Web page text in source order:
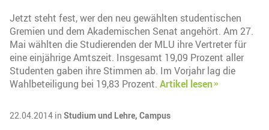
Jetzt steht fest, wer den neu gewählten studentischen
Gremien und dem Akademischen Senat angehört. Am 27.
Mai wählten die Studierenden der MLU ihre Vertreter für
eine einjährige Amtszeit. Insgesamt 19,09 Prozent aller
Studenten gaben ihre Stimmen ab. Im Vorjahr lag die
Wahlbeteiligung bei 19,83 Prozent. Artikel lesen
22.04.2014 in Studium und Lehre, Campus